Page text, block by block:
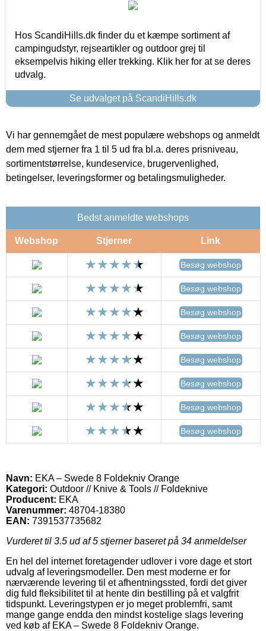
Hos ScandiHills.dk finder du et kæmpe sortiment af
campingudstyr, rejseartikler og outdoor grej til
eksempelvis hiking eller trekking. Klik her for at se deres
udvalg.
Se udvalget på ScandiHills.dk
Vi har gennemgået de mest populære webshops og anmeldt
dem med stjerner fra 1 til 5 ud fra bl.a. deres prisniveau,
sortimentstørrelse, kundeservice, brugervenlighed,
betingelser, leveringsformer og betalingsmuligheder.
Bedst anmeldte webshops
Webshop Stjerner Link
Besøg webshop
Besøg webshop
Besøg webshop
Besøg webshop
Besøg webshop
Besøg webshop
Besøg webshop
Besøg webshop
Navn: EKA – Swede 8 Foldekniv Orange
Kategori: Outdoor // Knive & Tools // Foldeknive
Producent: EKA
Varenummer: 48704-18380
EAN: 7391537735682
Vurderet til 3.5 ud af 5 stjerner baseret på 34 anmeldelser
En hel del internet foretagender udlover i vore dage et stort
udvalg af leveringsmodeller. Den mest moderne er for
nærværende levering til et afhentningssted, fordi det giver
dig fuld fleksibilitet til at hente din bestilling på et valgfrit
tidspunkt. Leveringstypen er jo meget problemfri, samt
mange gange endda den mindst kostelige slags levering
ved køb af EKA – Swede 8 Foldekniv Orange.